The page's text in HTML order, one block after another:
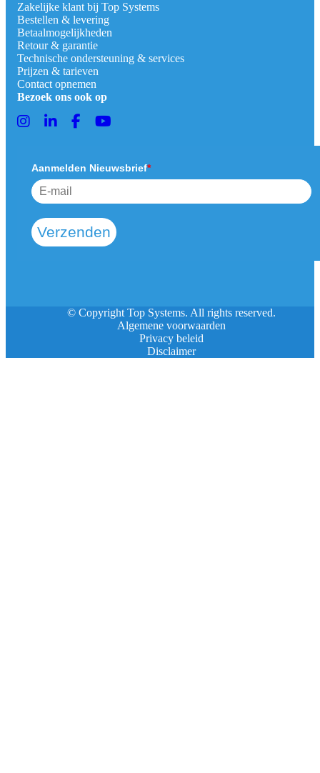
Zakelijke klant bij Top Systems
Bestellen & levering
Betaalmogelijkheden
Retour & garantie
Technische ondersteuning & services
Prijzen & tarieven
Contact opnemen
Bezoek ons ook op
Aanmelden Nieuwsbrief*
Verzenden
© Copyright Top Systems. All rights reserved.
Algemene voorwaarden
Privacy beleid
Disclaimer